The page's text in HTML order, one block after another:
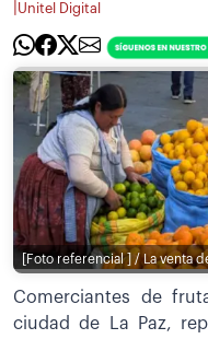
Unitel Digital
[Foto referencial ] / La venta
Comerciantes de
ciudad de La Paz,